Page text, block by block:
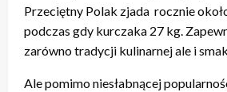
Przeciętny Polak zjada rocznie
podczas gdy kurczaka 27 kg.
zarówno tradycji kulinarnej ale i
Ale pomimo niesłabnącej